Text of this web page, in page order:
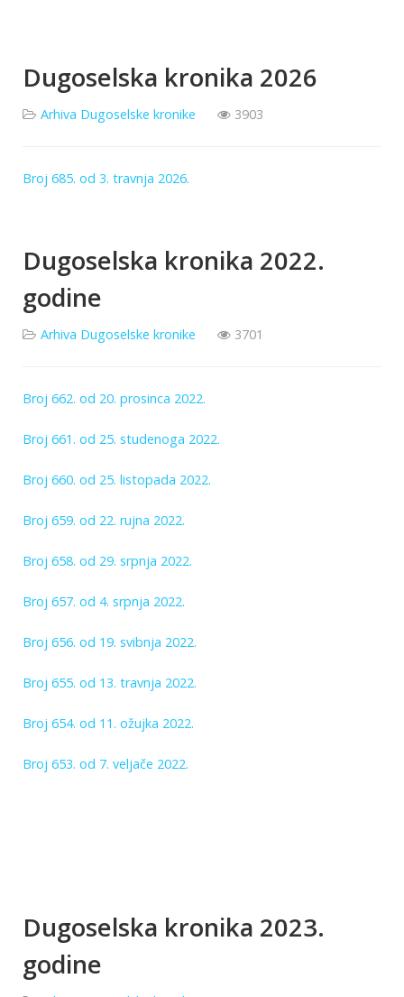
Dugoselska kronika 2026
Arhiva Dugoselske kronike 3903
Broj 685. od 3. travnja 2026.
Dugoselska kronika 2022.
godine
Arhiva Dugoselske kronike 3701
Broj 662. od 20. prosinca 2022.
Broj 661. od 25. studenoga 2022.
Broj 660. od 25. listopada 2022.
Broj 659. od 22. rujna 2022.
Broj 658. od 29. srpnja 2022.
Broj 657. od 4. srpnja 2022.
Broj 656. od 19. svibnja 2022.
Broj 655. od 13. travnja 2022.
Broj 654. od 11. ožujka 2022.
Broj 653. od 7. veljače 2022.
Dugoselska kronika 2023.
godine